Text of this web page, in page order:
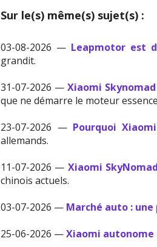
Sur le(s) même(s) sujet(s) :
03-08-2026 — Leapmotor est
grandit.
31-07-2026 —Xiaomi
que ne démarre le moteur
23-07-2026 — Pourquoi
allemands.
11-07-2026 — Xiaomi
chinois actuels.
03-07-2026 — Marché auto :
25-06-2026 —Xiaomi autonome